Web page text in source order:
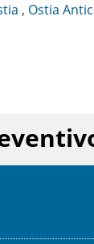
, Ostia